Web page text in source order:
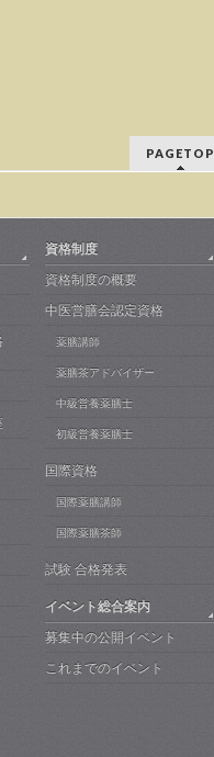
PAGETOP
資格制度
資格制度の概要
中医営膳会認定資格
薬膳講師
薬膳茶アドバイザー
中級営養薬膳士
初級営養薬膳士
国際資格
国際薬膳講師
国際薬膳茶師
試験 合格発表
イベント総合案内
募集中の公開イベント
これまでのイベント